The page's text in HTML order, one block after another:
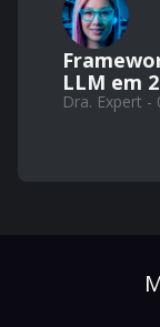
LLM em
Dra. Expert -